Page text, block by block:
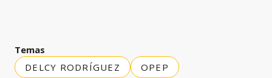
Temas
DELCY RODRÍGUEZ
OPEP